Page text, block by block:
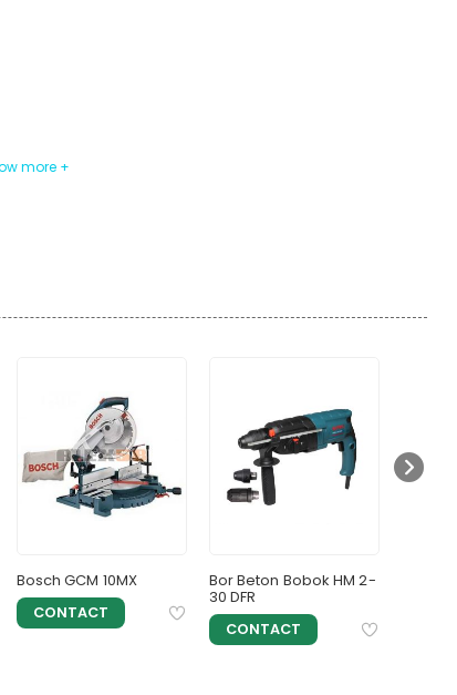
Bosch GCM 10MX
CONTACT
Bor Beton Bobok HM 2-
30 DFR
CONTACT